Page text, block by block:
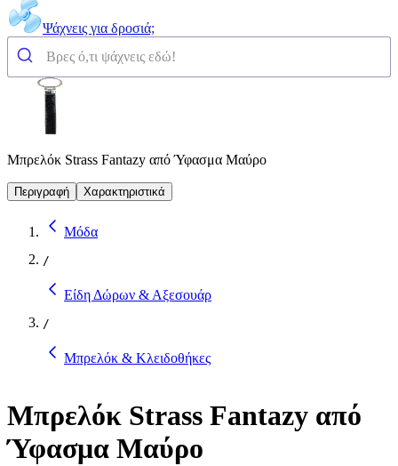
Ψάχνεις για δροσιά;
Μπρελόκ Strass Fantazy από Ύφασμα Μαύρο
Περιγραφή Χαρακτηριστικά
Μόδα
/
Είδη Δώρων & Αξεσουάρ
/
Μπρελόκ & Κλειδοθήκες
Μπρελόκ Strass Fantazy από
Ύφασμα Μαύρο